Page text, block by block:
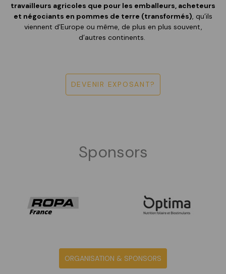
travailleurs agricoles que pour les emballeurs, acheteurs
et négociants en pommes de terre (transformés) , qu’ils
viennent d’Europe ou même, de plus en plus souvent,
d’autres continents.
DEVENIR EXPOSANT?
Sponsors
ORGANISATION & SPONSORS